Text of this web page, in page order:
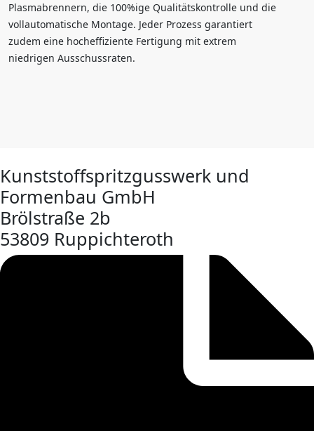
Plasmabrennern, die 100%ige Qualitätskontrolle und die
vollautomatische Montage. Jeder Prozess garantiert
zudem eine hocheffiziente Fertigung mit extrem
niedrigen Ausschussraten.
Kunststoffspritzgusswerk und
Formenbau GmbH
Brölstraße 2b
53809 Ruppichteroth